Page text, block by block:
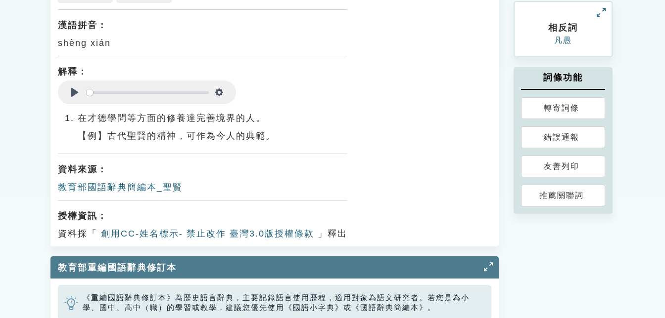
漢語拼音：
shèng xián
解釋：
在才德學問等方面的修養達完善境界的人。
【例】古代聖賢的精神，可作為今人的典範。
資料來源：
教育部國語辭典簡編本_聖賢
授權資訊：
資料採「
創用CC-姓名標示- 禁止改作 臺灣3.0版授權條款 」釋出
教育部重編國語辭典修訂本
《重編國語辭典修訂本》為歷史語言辭典，主要記錄語言使用歷程，適用對象為語文研究者。若您是為小
學、國中、高中（職）的學習或教學，建議您優先使用《國語小字典》或《國語辭典簡編本》。
相反詞
凡愚
詞條功能
轉寄詞條
錯誤通報
友善列印
推薦關聯詞